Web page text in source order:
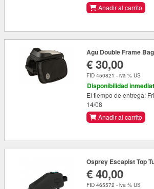
Anadir al carrito
Agu Double Frame
€ 30,00
FID 450821 - iva % US
Disponibilidad
El tiempo de entrega:
14/08
Anadir al carrito
Osprey Escapist Top
€ 40,00
FID 465572 - iva % US